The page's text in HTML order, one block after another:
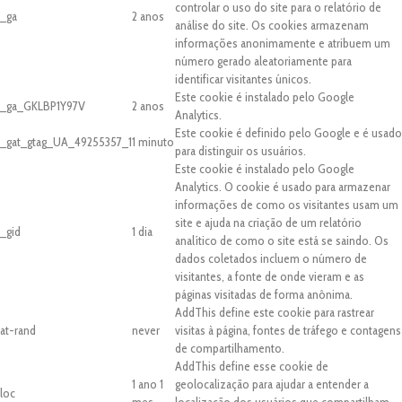
_ga 2 anos
controlar o uso do site para o relatório de
análise do site. Os cookies armazenam
informações anonimamente e atribuem um
número gerado aleatoriamente para
identificar visitantes únicos.
_ga_GKLBP1Y97V
2 anos
Este cookie é instalado pelo Google
Analytics.
_gat_gtag_UA_49255357_11 minuto
Este cookie é definido pelo Google e é usado
para distinguir os usuários.
_gid 1 dia
Este cookie é instalado pelo Google
Analytics. O cookie é usado para armazenar
informações de como os visitantes usam um
site e ajuda na criação de um relatório
analítico de como o site está se saindo. Os
dados coletados incluem o número de
visitantes, a fonte de onde vieram e as
páginas visitadas de forma anônima.
at-rand never
AddThis define este cookie para rastrear
visitas à página, fontes de tráfego e contagens
de compartilhamento.
loc
1 ano 1
AddThis define esse cookie de
geolocalização para ajudar a entender a